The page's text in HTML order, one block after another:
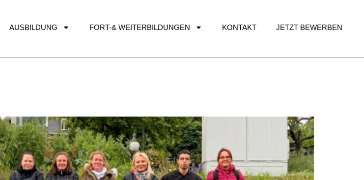
AUSBILDUNG FORT-& WEITERBILDUNGEN KONTAKT JETZT BEWERBEN